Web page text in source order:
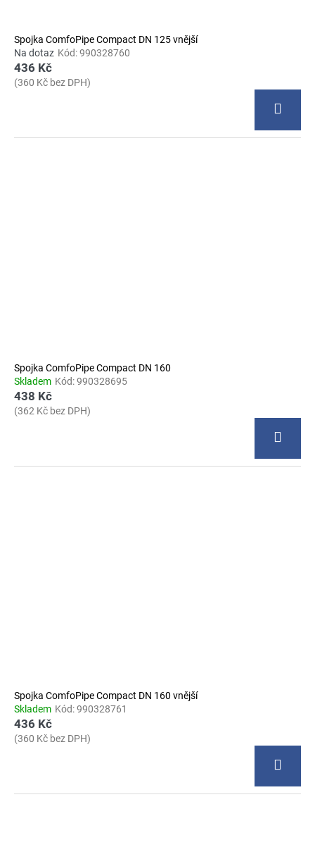
Spojka ComfoPipe Compact DN 125 vnější
Na dotaz Kód:990328760
436 Kč
(360 Kč bez DPH)
Spojka ComfoPipe Compact DN 160
Skladem Kód:990328695
438 Kč
(362 Kč bez DPH)
Spojka ComfoPipe Compact DN 160 vnější
Skladem Kód:990328761
436 Kč
(360 Kč bez DPH)